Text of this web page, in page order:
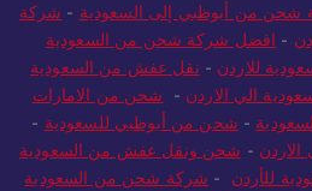
شحن من أبوظبي إلى السعودية - شركة
- افضل شركة شحن من السعودية
للاردن - نقل عفش من السعودية
الي الاردن - شحن من الامارات
- شحن من أبوظبي للسعودية -
- شحن ونقل عفش من السعودية
للأردن - شركة شحن من السعودية